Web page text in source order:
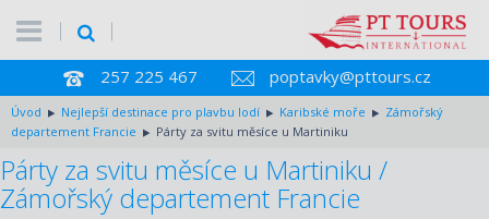
257 225 467 poptavky@pttours.cz
Úvod Nejlepší destinace pro plavbu lodí Karibské moře
Zámořský
departement Francie
Párty za svitu měsíce u Martiniku
Párty za svitu měsíce u Martiniku /
Zámořský departement Francie